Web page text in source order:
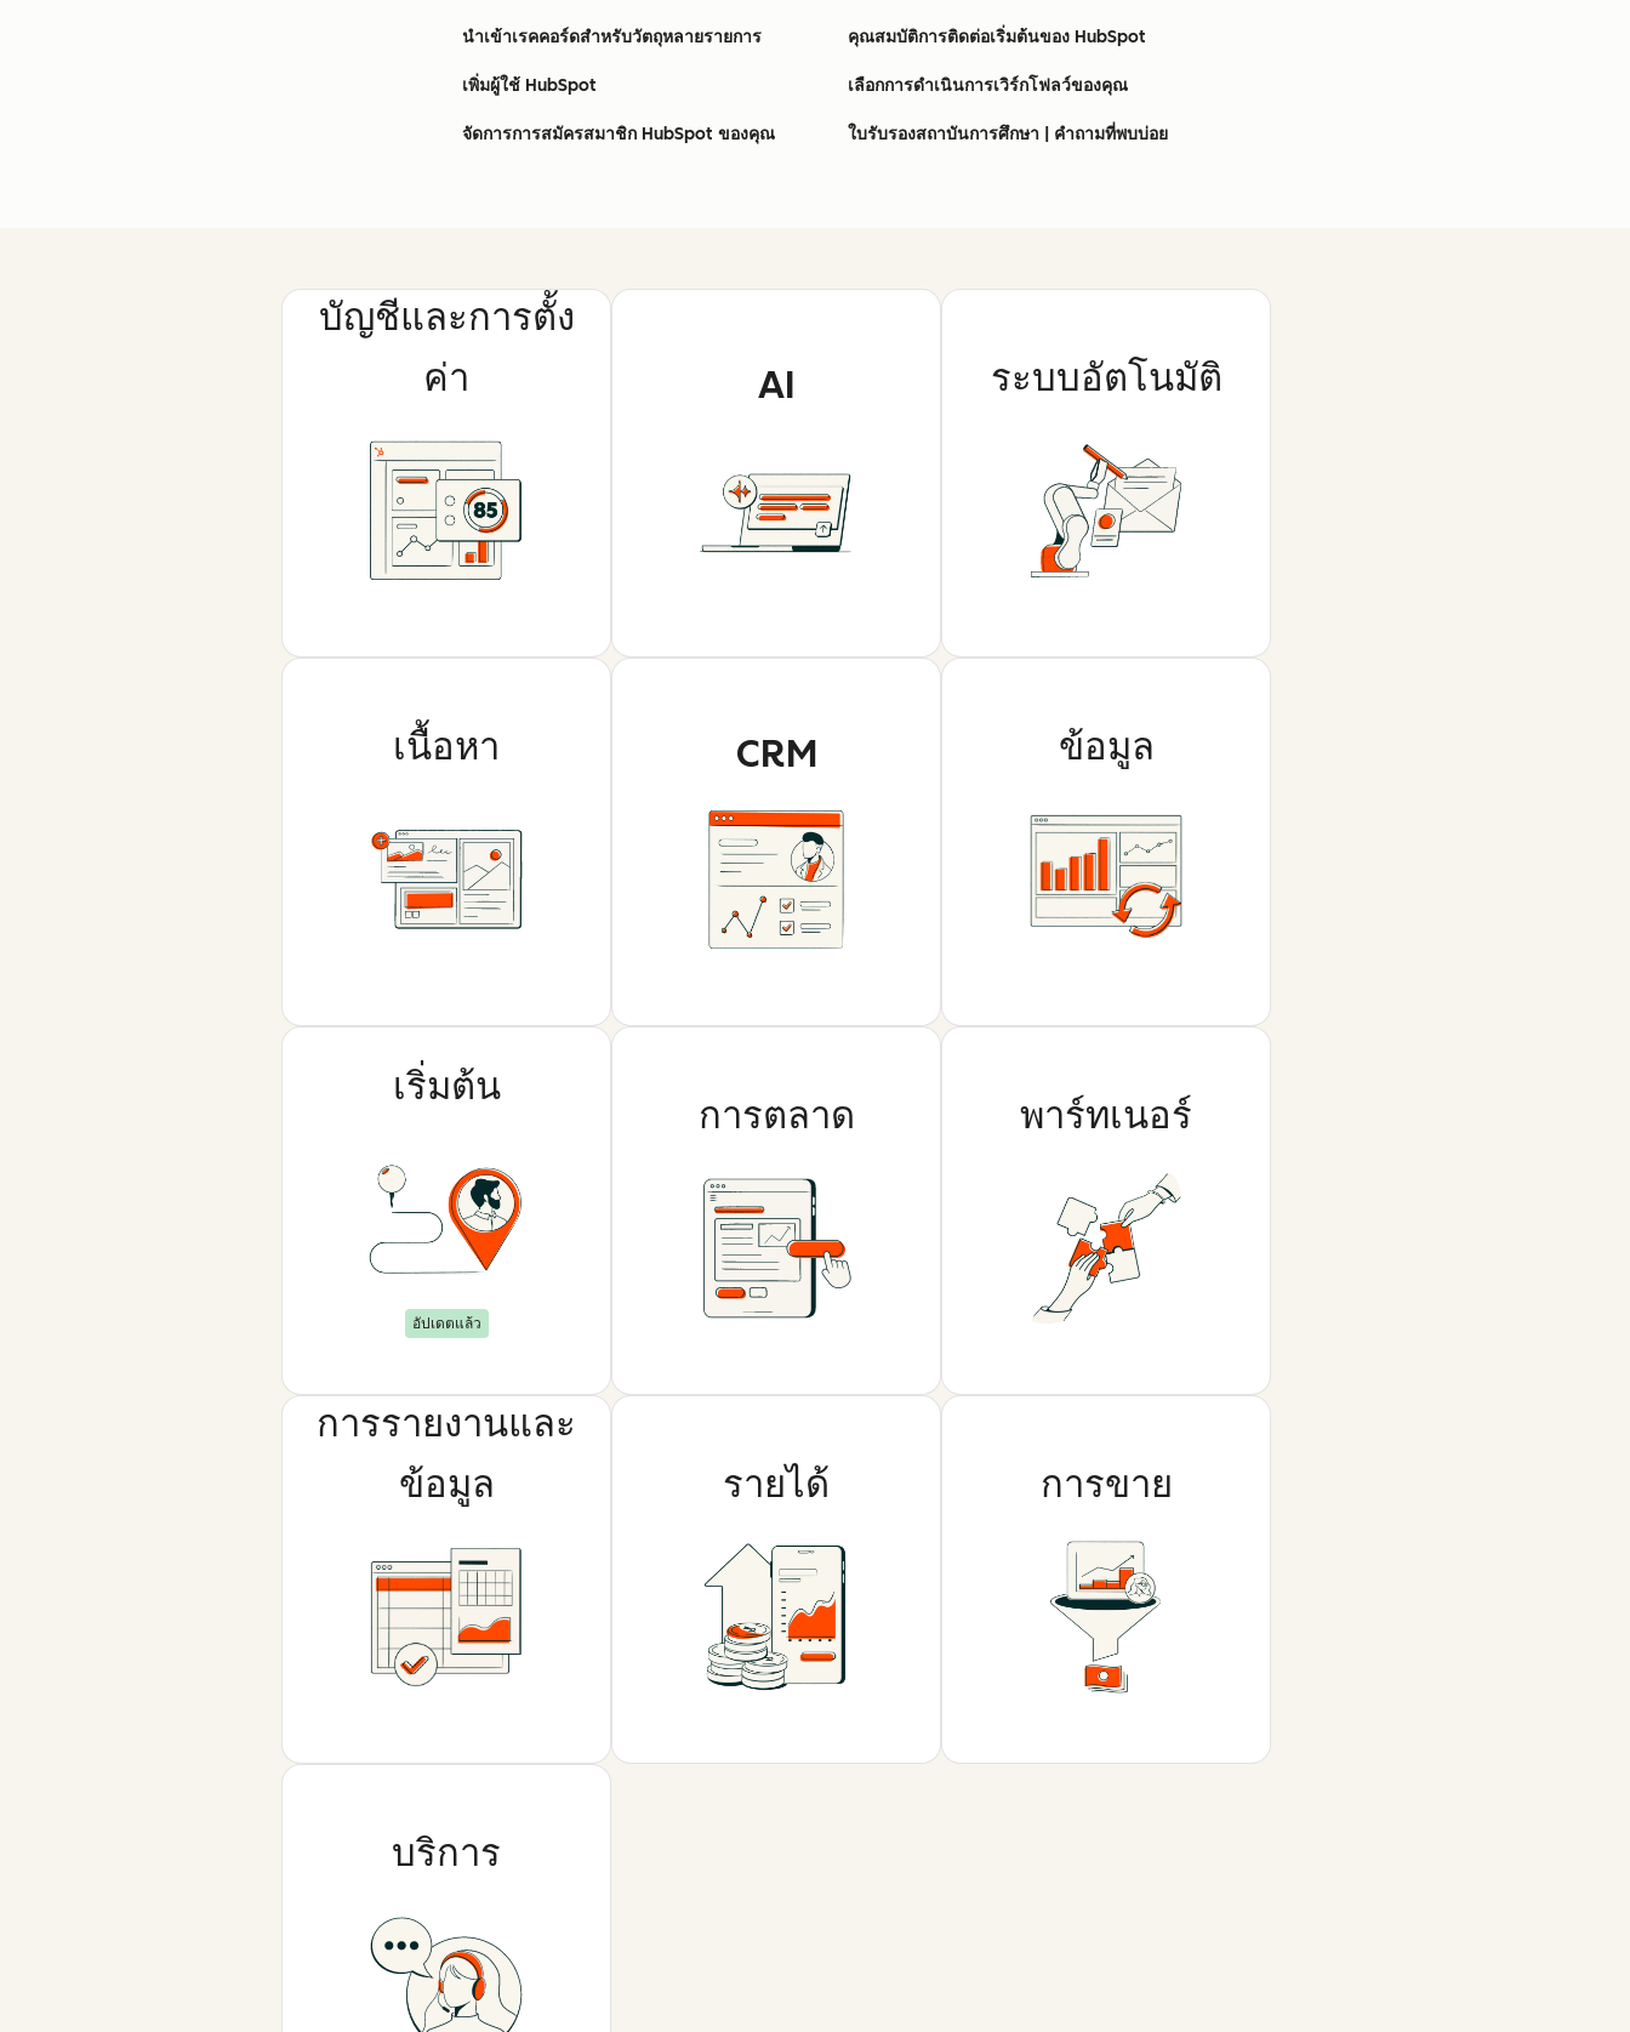
นำเข้าเรคคอร์ดสำหรับวัตถุหลายรายการ
เพิ่มผู้ใช้ HubSpot
จัดการการสมัครสมาชิก HubSpot ของคุณ
คุณสมบัติการติดต่อเริ่มต้นของ HubSpot
เลือกการดำเนินการเวิร์กโฟลว์ของคุณ
ใบรับรองสถาบันการศึกษา | คำถามที่พบบ่อย
บัญชีและการตั้ง
ค่า
AI ระบบอัตโนมัติ
เนื้อหา CRM ข้อมูล
อัปเดตแล้ว
เริ่มต้น
การตลาด พาร์ทเนอร์
การรายงานและ
ข้อมูล
รายได้ การขาย
บริการ